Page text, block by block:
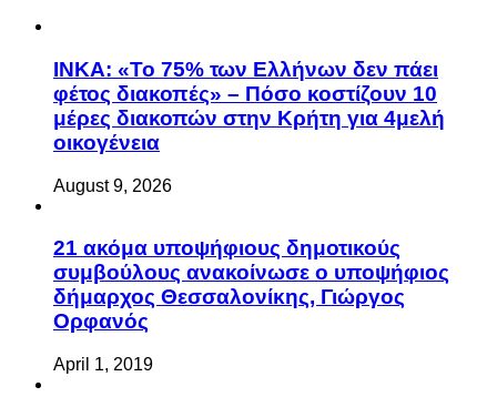
ΙΝΚΑ: «Το 75% των Ελλήνων δεν πάει
φέτος διακοπές» – Πόσο κοστίζουν 10
μέρες διακοπών στην Κρήτη για 4μελή
οικογένεια
August 9, 2026
21 ακόμα υποψήφιους δημοτικούς
συμβούλους ανακοίνωσε ο υποψήφιος
δήμαρχος Θεσσαλονίκης, Γιώργος
Ορφανός
April 1, 2019